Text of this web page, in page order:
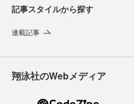
記事スタイルから探す
連載記事
翔泳社のWebメディア